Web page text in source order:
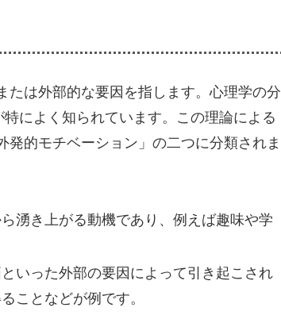
たは外部的な要因を指します。心理学の分
によく知られています。この理論による
的モチベーション」の二つに分類されま
湧き上がる動機であり、例えば趣味や学
いった外部の要因によって引き起こされ
ことなどが例です。